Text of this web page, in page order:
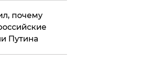
почему
Путина